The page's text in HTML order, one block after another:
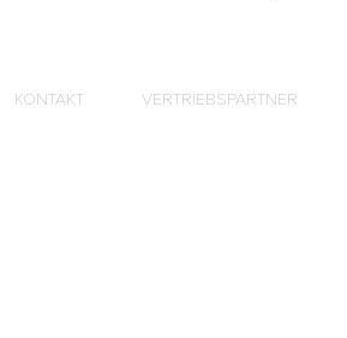
KONTAKT VERTRIEBSPARTNER